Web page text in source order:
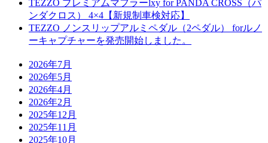
TEZZO プレミアムマフラーlxy for PANDA CROSS（パ
ンダクロス） 4×4【新規制車検対応】
TEZZO ノンスリップアルミペダル（2ペダル） forルノ
ーキャプチャーを発売開始しました。
2026年7月
2026年5月
2026年4月
2026年2月
2025年12月
2025年11月
2025年10月